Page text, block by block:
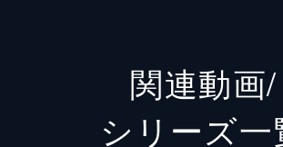
関連動画/
シリーズ⼀